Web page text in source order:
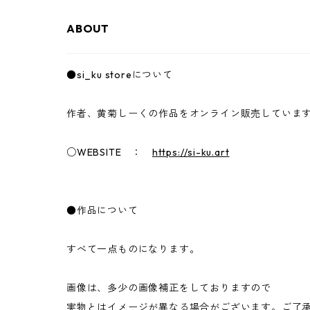
ABOUT
●si_ku storeについて
作者、黄菊しーくの作品をオンライン販売しています
○WEBSITE ： https://si-ku.art
●作品について
すべて一点ものになります。
画像は、多少の画像補正をしておりますので
実物とはイメージが異なる場合がございます。ご了